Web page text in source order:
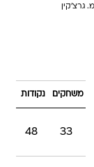
מ. גרצ'קין
משחקים נקודות
33
48